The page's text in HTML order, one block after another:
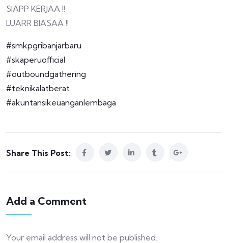
SIAPP KERJAA !!
LUARR BIASAA !!
#smkpgribanjarbaru
#skaperuofficial
#outboundgathering
#teknikalatberat
#akuntansikeuanganlembaga
Share This Post:
Add a Comment
Your email address will not be published.